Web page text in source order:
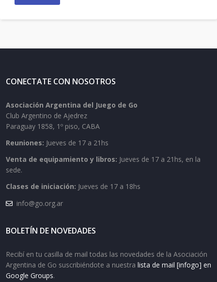
CONECTATE CON NOSOTROS
Asociación Argentina del Juego de Go
Club Argentino de Ajedrez
Paraguay 1858, 1º piso, CABA
Reuniones: Jueves de 17 a 21hs
Venta de equipamiento y libros: Jueves de 17 a 21hs, en la
sede.
Clases de iniciación: Jueves de 17 a 18hs
info@go.org.ar
BOLETÍN DE NOVEDADES
Recibí en tu casilla de mail todas las novedades de la Asociación
Argentina de Go suscribiéndote a nuestra lista de mail [infogo] en
Google Groups.